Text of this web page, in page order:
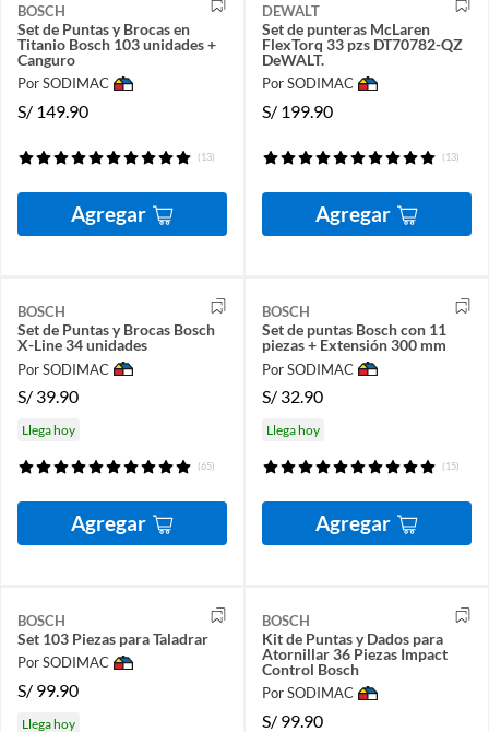
BOSCH
Set de Puntas y Brocas en
Titanio Bosch 103 unidades +
Canguro
Por SODIMAC
S/ 149.90
(13)
Agregar
DEWALT
Set de punteras McLaren
FlexTorq 33 pzs DT70782-QZ
DeWALT.
Por SODIMAC
S/ 199.90
(13)
Agregar
BOSCH
Set de Puntas y Brocas Bosch
X-Line 34 unidades
Por SODIMAC
S/ 39.90
Llega hoy
(65)
Agregar
BOSCH
Set de puntas Bosch con 11
piezas + Extensión 300 mm
Por SODIMAC
S/ 32.90
Llega hoy
(15)
Agregar
BOSCH
Set 103 Piezas para Taladrar
Por SODIMAC
S/ 99.90
Llega hoy
BOSCH
Kit de Puntas y Dados para
Atornillar 36 Piezas Impact
Control Bosch
Por SODIMAC
S/ 99.90